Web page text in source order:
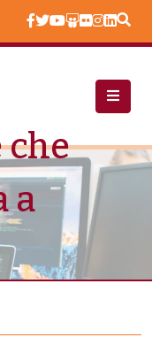
Impresa a Catania
che
a